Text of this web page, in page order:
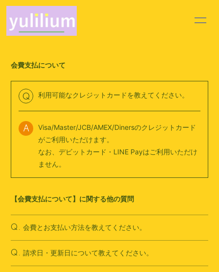
PROFILE
DISCOGRAPHY MOVIE
Q&A
会員登録 ログイン
会費支払について
Q 利用可能なクレジットカードを教えてください。
A
Visa/Master/JCB/AMEX/Dinersのクレジットカード
がご利用いただけます。
なお、デビットカード・LINE Payはご利用いただけ
ません。
【会費支払について】に関する他の質問
Q. 会費とお支払い方法を教えてください。
Q. 請求日・更新日について教えてください。